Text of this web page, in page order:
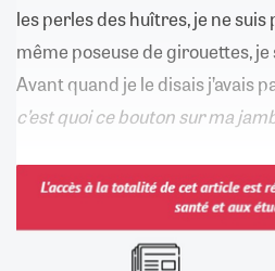
les perles des huîtres, je ne suis
même poseuse de girouettes,
Avant quand je le disais j’avais
c’est quoi ce bouton sur ma